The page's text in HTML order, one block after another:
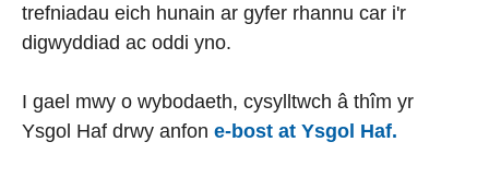
trefniadau eich hunain ar gyfer rhannu car i'r
digwyddiad ac oddi yno.
I gael mwy o wybodaeth, cysylltwch â thîm yr
Ysgol Haf drwy anfon e-bost at Ysgol Haf.